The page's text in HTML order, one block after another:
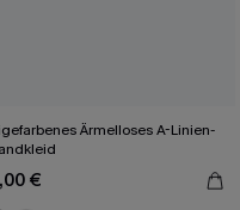
Ärmelloses A-Linien-
€